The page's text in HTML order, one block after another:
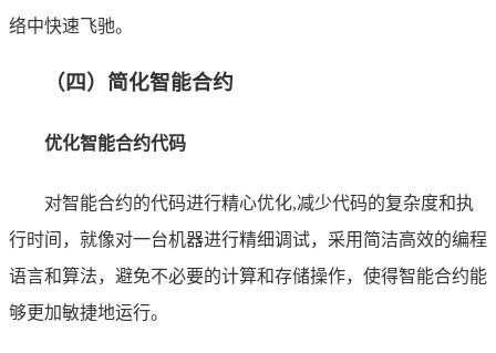
络中快速飞驰。
（四）简化智能合约
优化智能合约代码
对智能合约的代码进行精心优化,减少代码的复杂度和执
行时间，就像对一台机器进行精细调试，采用简洁高效的编程
语言和算法，避免不必要的计算和存储操作，使得智能合约能
够更加敏捷地运行。